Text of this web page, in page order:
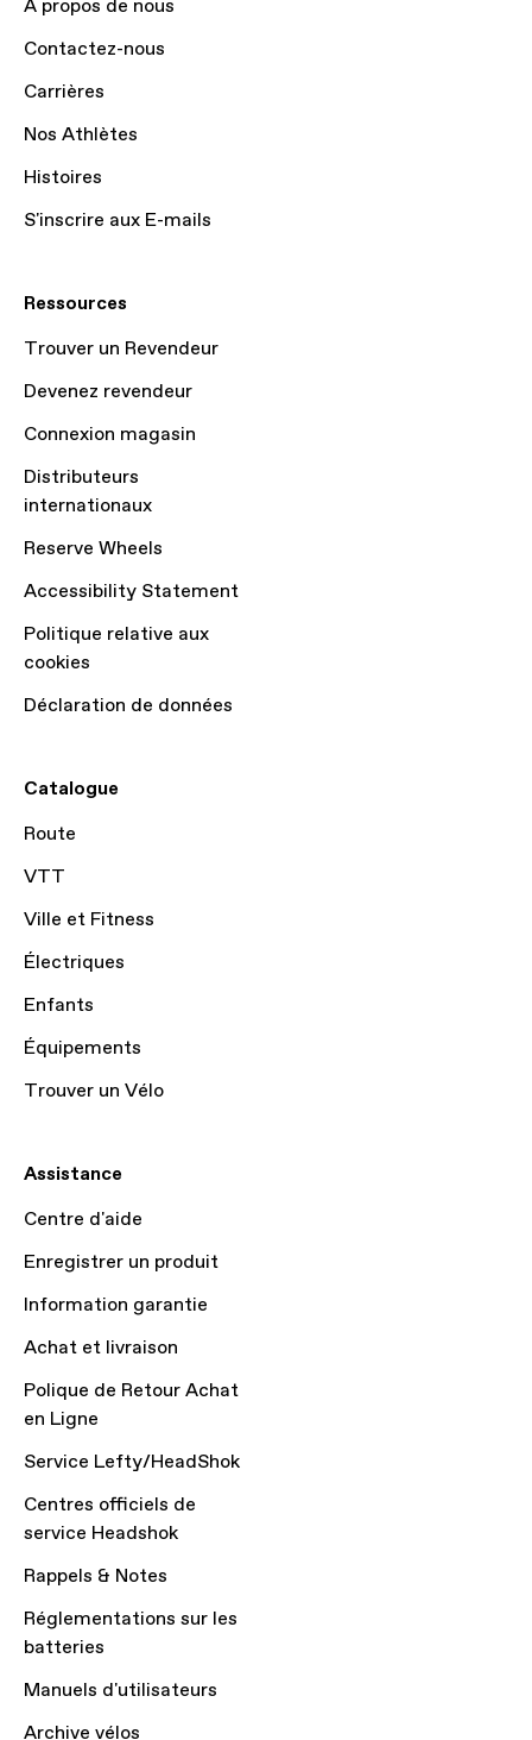
À propos de nous
Contactez-nous
Carrières
Nos Athlètes
Histoires
S'inscrire aux E-mails
Ressources
Trouver un Revendeur
Devenez revendeur
Connexion magasin
Distributeurs
internationaux
Reserve Wheels
Accessibility Statement
Politique relative aux
cookies
Déclaration de données
Catalogue
Route
VTT
Ville et Fitness
Électriques
Enfants
Équipements
Trouver un Vélo
Assistance
Centre d'aide
Enregistrer un produit
Information garantie
Achat et livraison
Polique de Retour Achat
en Ligne
Service Lefty/HeadShok
Centres officiels de
service Headshok
Rappels & Notes
Réglementations sur les
batteries
Manuels d'utilisateurs
Archive vélos